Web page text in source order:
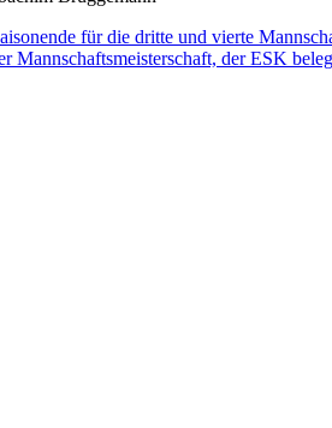
für die dritte und vierte
Mannschaftsmeisterschaft, der ESK